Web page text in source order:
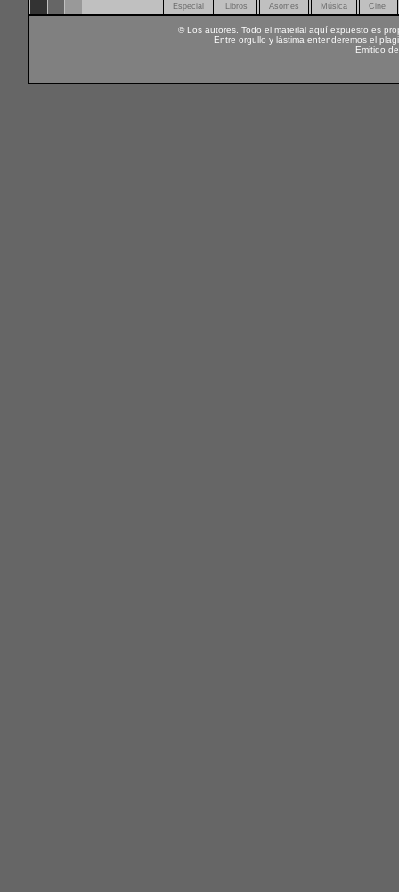
Especial
Libros Asomes Música Cine
© Los autores. Todo el material aquí expuesto es
Entre orgullo y lástima entenderemos el
Emitido